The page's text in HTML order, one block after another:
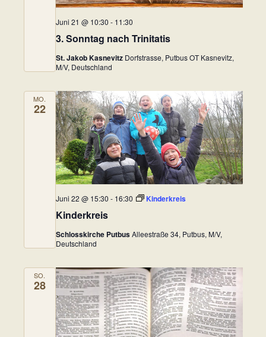
t
g
n
S
u
c
h
e
d
n
s
i
c
a
n
g
A
n
s
t
e
n
3. Sonntag nach Trinitatis
Juni 21 @ 10:30 - 11:30
St. Jakob Kasnevitz Dorfstrasse, Putbus OT Kasnevitz,
M/V, Deutschland
MO.
22
Kinderkreis
Juni 22 @ 15:30 - 16:30 Kinderkreis
Schlosskirche PutbusAlleestraße 34, Putbus, M/V,
Deutschland
SO.
28